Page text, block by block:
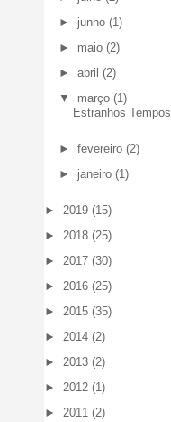
► junho (1)
► maio (2)
► abril (2)
▼ março (1)
Estranhos Tempos
► fevereiro (2)
► janeiro (1)
► 2019 (15)
► 2018 (25)
► 2017 (30)
► 2016 (25)
► 2015 (35)
► 2014 (2)
► 2013 (2)
► 2012 (1)
► 2011 (2)